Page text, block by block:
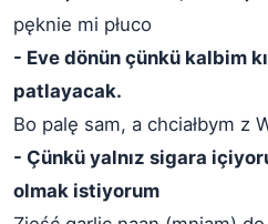
pęknie mi płuco
- Eve dönün çünkü kalbim
patlayacak.
Bo palę sam, a chciałbym z
- Çünkü yalnız sigara
olmak istiyorum